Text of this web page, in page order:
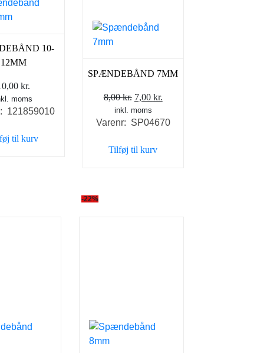
10-
12MM
kr.
moms
121859010
til kurv
SPÆNDEBÅND 7MM
8,00kr. Den
oprindelige
pris
8,00 kr..
7,00 kr.
pris
inkl. moms
Varenr: SP04670
Tilføj til kurv
-22%